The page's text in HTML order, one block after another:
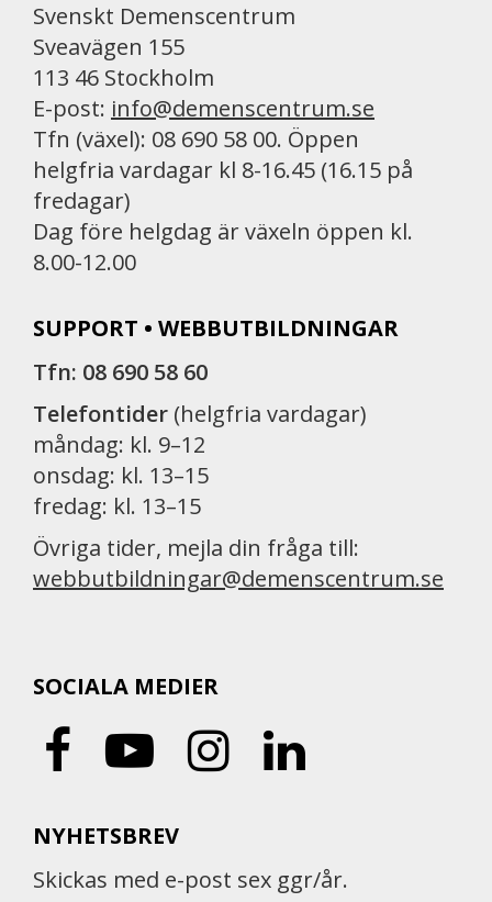
Svenskt Demenscentrum
Sveavägen 155
113 46 Stockholm
E-post: info@demenscentrum.se
Tfn (växel): 08 690 58 00. Öppen
helgfria vardagar kl 8-16.45 (16.15 på
fredagar)
Dag före helgdag är växeln öppen kl.
8.00-12.00
SUPPORT • WEBBUTBILDNINGAR
Tfn: 08 690 58 60
Telefontider (helgfria vardagar)
måndag: kl. 9–12
onsdag: kl. 13–15
fredag: kl. 13–15
Övriga tider, mejla din fråga till:
webbutbildningar@demenscentrum.se
SOCIALA MEDIER
NYHETSBREV
Skickas med e-post sex ggr/år.